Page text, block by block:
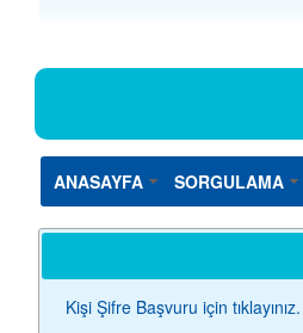
ANASAYFA SORGULAMA
Kişi Şifre Başvuru için tıklayınız.